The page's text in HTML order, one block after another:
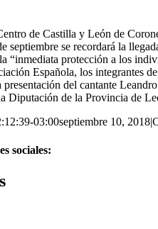
de Castilla y León de
septiembre se recordará la
“inmediata protección a los
Española, los integrantes
del cantante
Diputación de la Provincia de
03:00septiembre 10, 2018|
sociales: